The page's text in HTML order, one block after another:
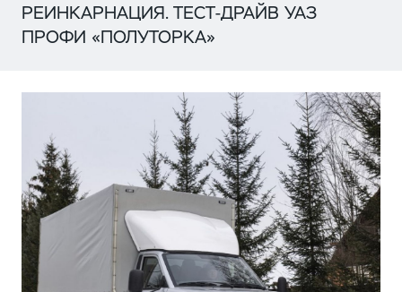
РЕИНКАРНАЦИЯ. ТЕСТ-ДРАЙВ УАЗ
ПРОФИ «ПОЛУТОРКА»